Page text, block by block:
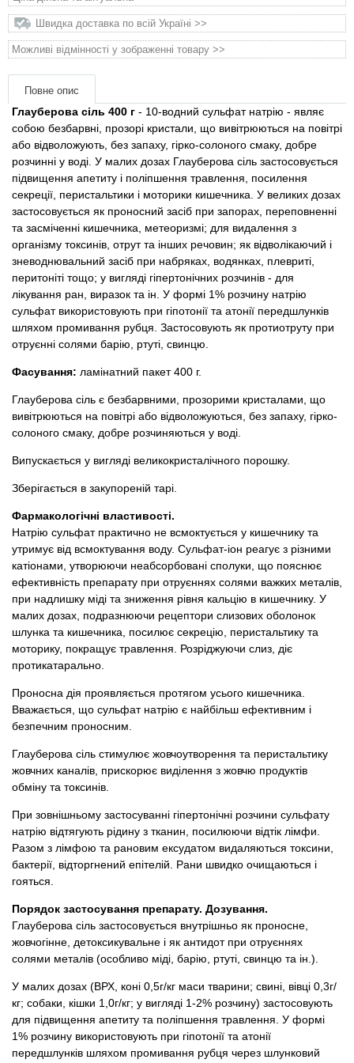
Швидка доставка по всій Україні >>
Можливі відмінності у зображенні товару >>
Повне опис
Глауберова сіль 400 г - 10-водний сульфат натрію - являє
собою безбарвні, прозорі кристали, що вивітрюються на повітрі
або відволожують, без запаху, гірко-солоного смаку, добре
розчинні у воді. У малих дозах Глауберова сіль застосовується
підвищення апетиту і поліпшення травлення, посилення
секреції, перистальтики і моторики кишечника. У великих дозах
застосовується як проносний засіб при запорах, переповненні
та засміченні кишечника, метеоризмі; для видалення з
організму токсинів, отрут та інших речовин; як відволікаючий і
зневоднювальний засіб при набряках, водянках, плевриті,
перитоніті тощо; у вигляді гіпертонічних розчинів - для
лікування ран, виразок та ін. У формі 1% розчину натрію
сульфат використовують при гіпотонії та атонії передшлунків
шляхом промивання рубця. Застосовують як протиотруту при
отруєнні солями барію, ртуті, свинцю.
Фасування: ламінатний пакет 400 г.
Глауберова сіль є безбарвними, прозорими кристалами, що
вивітрюються на повітрі або відволожуються, без запаху, гірко-
солоного смаку, добре розчиняються у воді.
Випускається у вигляді великокристалічного порошку.
Зберігається в закупореній тарі.
Фармакологічні властивості.
Натрію сульфат практично не всмоктується у кишечнику та
утримує від всмоктування воду. Сульфат-іон реагує з різними
катіонами, утворюючи неабсорбовані сполуки, що пояснює
ефективність препарату при отруєннях солями важких металів,
при надлишку міді та зниження рівня кальцію в кишечнику. У
малих дозах, подразнюючи рецептори слизових оболонок
шлунка та кишечника, посилює секрецію, перистальтику та
моторику, покращує травлення. Розріджуючи слиз, діє
протикатарально.
Проносна дія проявляється протягом усього кишечника.
Вважається, що сульфат натрію є найбільш ефективним і
безпечним проносним.
Глауберова сіль стимулює жовчоутворення та перистальтику
жовчних каналів, прискорює виділення з жовчю продуктів
обміну та токсинів.
При зовнішньому застосуванні гіпертонічні розчини сульфату
натрію відтягують рідину з тканин, посилюючи відтік лімфи.
Разом з лімфою та рановим ексудатом видаляються токсини,
бактерії, відторгнений епітелій. Рани швидко очищаються і
гояться.
Порядок застосування препарату. Дозування.
Глауберова сіль застосовується внутрішньо як проносне,
жовчогінне, детоксикувальне і як антидот при отруєннях
солями металів (особливо міді, барію, ртуті, свинцю та ін.).
У малих дозах (ВРХ, коні 0,5г/кг маси тварини; свині, вівці 0,3г/
кг; собаки, кішки 1,0г/кг; у вигляді 1-2% розчину) застосовують
для підвищення апетиту та поліпшення травлення. У формі
1% розчину використовують при гіпотонії та атонії
передшлунків шляхом промивання рубця через шлунковий
Товари для голубів
Товари для гризунів
Товари для коней
Товари для людей
Хозряд - господарчі товари оптом
Популярні зоотоварі
Архів / Знято з виробництва